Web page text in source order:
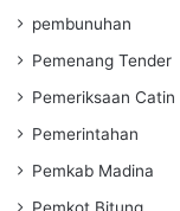
pembunuhan
Pemenang Tender
Pemeriksaan Catin
Pemerintahan
Pemkab Madina
Pemkot Bitung